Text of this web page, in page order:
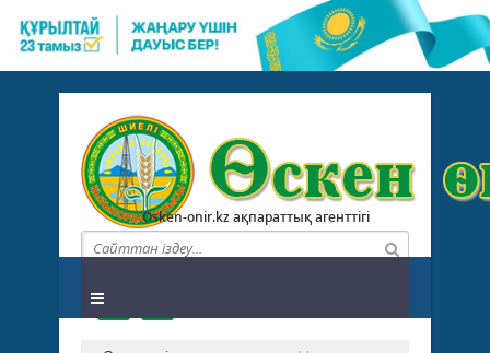
Osken-onir.kz ақпараттық агенттігі